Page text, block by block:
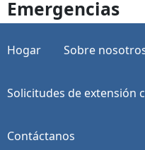
Emergencias
Hogar Sobre
Solicitudes de extensión
Contáctanos